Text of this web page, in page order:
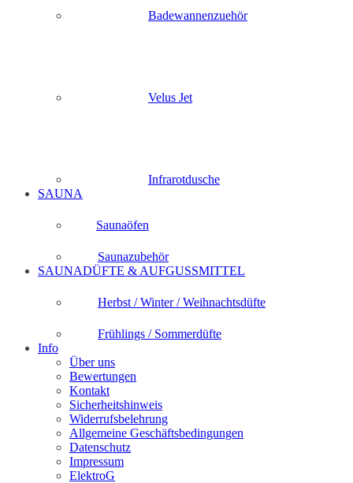
Badewannenzuehör
Velus Jet
Infrarotdusche
SAUNA
Saunaöfen
Saunazubehör
SAUNADÜFTE & AUFGUSSMITTEL
Herbst / Winter / Weihnachtsdüfte
Frühlings / Sommerdüfte
Info
Über uns
Bewertungen
Kontakt
Sicherheitshinweis
Widerrufsbelehrung
Allgemeine Geschäftsbedingungen
Datenschutz
Impressum
ElektroG